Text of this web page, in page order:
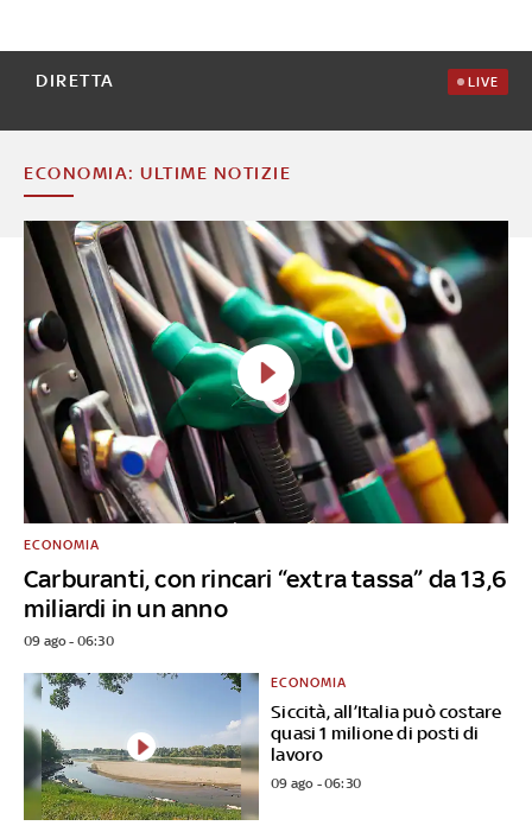
DIRETTA LIVE
ECONOMIA: ULTIME NOTIZIE
Carburanti, con rincari “extra tassa” da 13,6
miliardi in un anno
ECONOMIA
09 ago - 06:30
Siccità, all’Italia può costare
quasi 1 milione di posti di
lavoro
ECONOMIA
09 ago - 06:30